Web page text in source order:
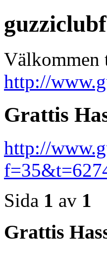
Välkommen
http://
Grattis
http://
Sida 1 av 1
Grattis